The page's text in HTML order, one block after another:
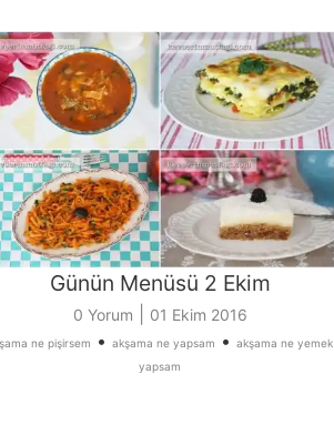
Günün Menüsü 2 Ekim
0 Yorum 01 Ekim 2016
ne pişirsem • akşama ne yapsam • akşama ne yemek
yapsam